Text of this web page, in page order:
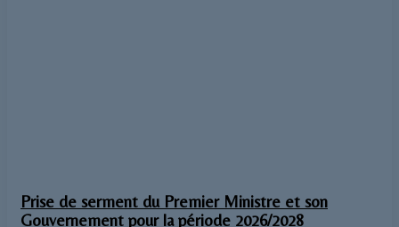
Prise de serment du Premier Ministre et son
Gouvernement pour la période 2026/2028